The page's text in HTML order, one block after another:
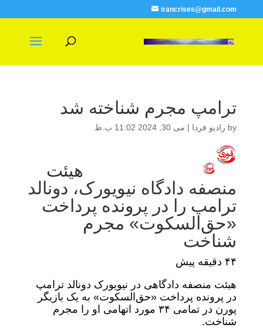
irancrises@gmail.com
ترامپ مجرم شناخته شد
by رادیو فردا | می 30, 2024 11:02 ب.ظ
هیئت
منصفه دادگاه نیویورک، دونالد
ترامپ را در پرونده پرداخت
«حق‌السکوت» مجرم
شناخت
۴۴ دقیقه پیش
هیئت منصفه دادگاهی در نیویورک دونالد ترامپ
در پرونده پرداخت «حق‌السکوت» به یک بازیگر
پورن در تمامی ۳۴ مورد اتهامی او را مجرم
شناخت.